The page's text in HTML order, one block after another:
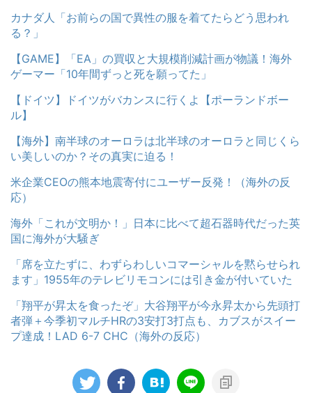
カナダ人「お前らの国で異性の服を着てたらどう思われ
る？」
【GAME】「EA」の買収と大規模削減計画が物議！海外
ゲーマー「10年間ずっと死を願ってた」
【ドイツ】ドイツがバカンスに行くよ【ポーランドボー
ル】
【海外】南半球のオーロラは北半球のオーロラと同じくら
い美しいのか？その真実に迫る！
米企業CEOの熊本地震寄付にユーザー反発！（海外の反
応）
海外「これが文明か！」日本に比べて超石器時代だった英
国に海外が大騒ぎ
「席を立たずに、わずらわしいコマーシャルを黙らせられ
ます」1955年のテレビリモコンには引き金が付いていた
「翔平が昇太を食ったぞ」大谷翔平が今永昇太から先頭打
者弾＋今季初マルチHRの3安打3打点も、カブスがスイー
プ達成！LAD 6-7 CHC（海外の反応）